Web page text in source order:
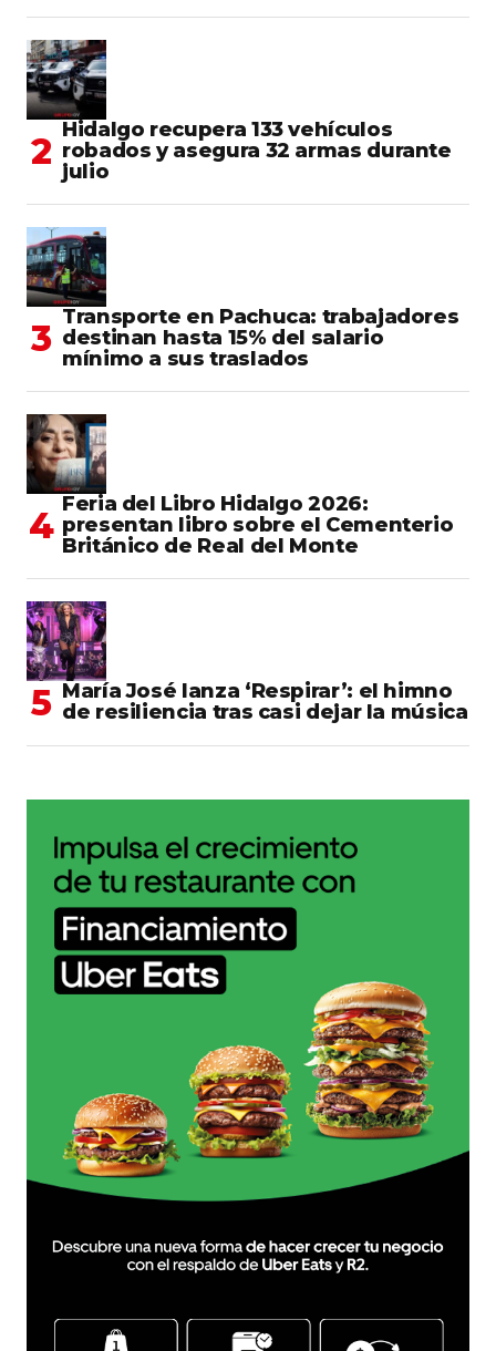
Hidalgo recupera 133 vehículos
robados y asegura 32 armas durante
julio
Transporte en Pachuca: trabajadores
destinan hasta 15% del salario
mínimo a sus traslados
Feria del Libro Hidalgo 2026:
presentan libro sobre el Cementerio
Británico de Real del Monte
María José lanza ‘Respirar’: el himno
de resiliencia tras casi dejar la música